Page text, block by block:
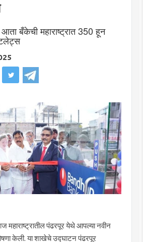
बँकेची महाराष्ट्रात 350 हून
पंढरपूर येथे आपल्या नवीन
केली. या शाखेचे उद्घाटन पंढरपूर